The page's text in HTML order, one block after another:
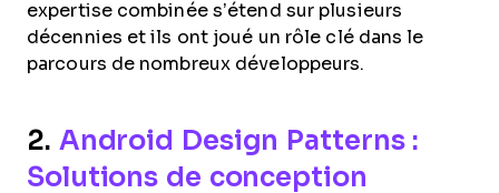
expertise combinée s’étend sur plusieurs
décennies et ils ont joué un rôle clé dans le
parcours de nombreux développeurs.
2. Android Design Patterns :
Solutions de conception